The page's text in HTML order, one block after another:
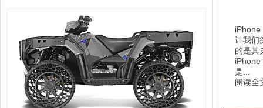
iPhone
让我们
的是其
iPhone
是...
阅读全